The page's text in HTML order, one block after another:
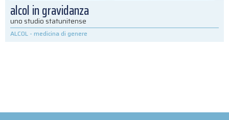
alcol in gravidanza
uno studio statunitense
ALCOL - medicina di genere